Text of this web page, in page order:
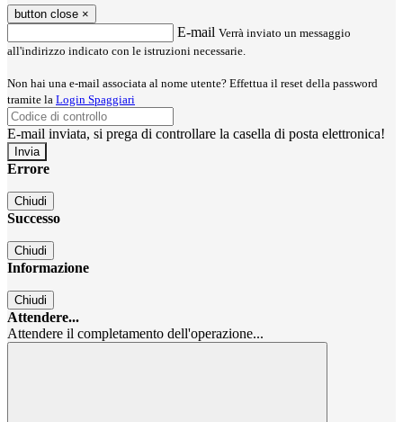
button close ×
E-mail Verrà inviato un messaggio
all'indirizzo indicato con le istruzioni necessarie.
Non hai una e-mail associata al nome utente? Effettua il reset della password
tramite la Login Spaggiari
E-mail inviata, si prega di controllare la casella di posta elettronica!
Errore
Chiudi
Successo
Chiudi
Informazione
Chiudi
Attendere...
Attendere il completamento dell'operazione...